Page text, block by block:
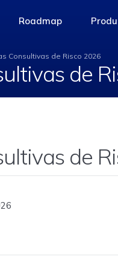
access-the-page
Roadmap
Consultivas de Risco 2026
de
de